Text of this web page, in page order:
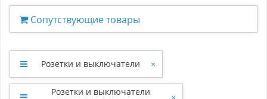
Сопутствующие товары
Розетки и выключатели ×
Розетки и выключатели
×